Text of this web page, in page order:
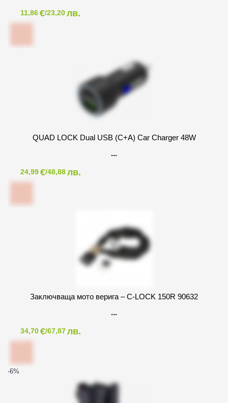
11,86€/23,20лв.
QUAD LOCK Dual USB (C+A) Car Charger 48W
24,99€/48,88лв.
Заключващa мото верига – C-LOCK 150R 90632
34,70€/67,87лв.
-6%